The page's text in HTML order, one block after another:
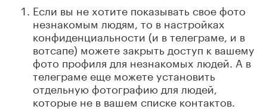
Если вы не хотите показывать свое фото
незнакомым людям, то в настройках
конфиденциальности (и в телеграме, и в
вотсапе) можете закрыть доступ к вашему
фото профиля для незнакомых людей. А в
телеграме еще можете установить
отдельную фотографию для людей,
которые не в вашем списке контактов.